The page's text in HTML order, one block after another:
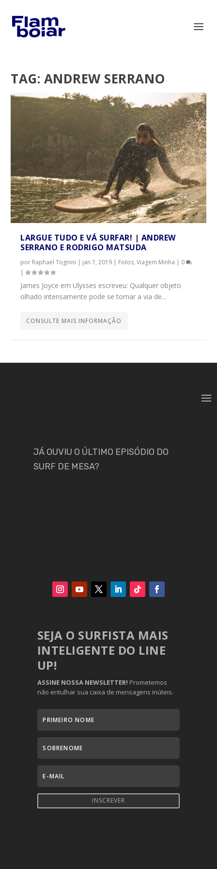
TAG: ANDREW SERRANO
LARGUE TUDO E VÁ SURFAR! | ANDREW
SERRANO E RODRIGO MATSUDA
por Raphael Tognini | jan 7, 2019 | Fotos,Viagem Minha | 0
|
James Joyce em Ulysses escreveu: Qualquer objeto
olhado intensamente pode se tornar a via de...
CONSULTE MAIS INFORMAÇÃO
JÁ OUVIU O ÚLTIMO EPISÓDIO DO
SURF DE MESA?
SEJA O SURFISTA MAIS
INTELIGENTE DO LINE
UP!
ASSINE NOSSA NEWSLETTER! Prometemos
não entulhar sua caixa de mensagens inúteis.
INSCREVER